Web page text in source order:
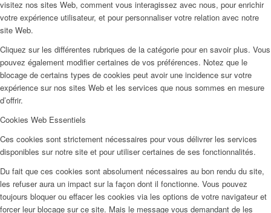
visitez nos sites Web, comment vous interagissez avec nous, pour enrichir
votre expérience utilisateur, et pour personnaliser votre relation avec notre
site Web.
Cliquez sur les différentes rubriques de la catégorie pour en savoir plus. Vous
pouvez également modifier certaines de vos préférences. Notez que le
blocage de certains types de cookies peut avoir une incidence sur votre
expérience sur nos sites Web et les services que nous sommes en mesure
d’offrir.
Cookies Web Essentiels
Ces cookies sont strictement nécessaires pour vous délivrer les services
disponibles sur notre site et pour utiliser certaines de ses fonctionnalités.
Du fait que ces cookies sont absolument nécessaires au bon rendu du site,
les refuser aura un impact sur la façon dont il fonctionne. Vous pouvez
toujours bloquer ou effacer les cookies via les options de votre navigateur et
forcer leur blocage sur ce site. Mais le message vous demandant de les